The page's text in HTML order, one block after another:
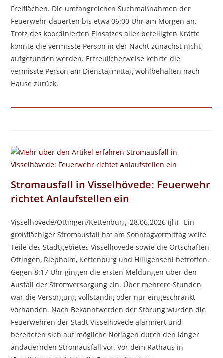
Freiflächen. Die umfangreichen Suchmaßnahmen der
Feuerwehr dauerten bis etwa 06:00 Uhr am Morgen an.
Trotz des koordinierten Einsatzes aller beteiligten Kräfte
konnte die vermisste Person in der Nacht zunächst nicht
aufgefunden werden. Erfreulicherweise kehrte die
vermisste Person am Dienstagmittag wohlbehalten nach
Hause zurück.
Stromausfall in Visselhövede: Feuerwehr
richtet Anlaufstellen ein
Visselhövede/Ottingen/Kettenburg, 28.06.2026 (jh)– Ein
großflächiger Stromausfall hat am Sonntagvormittag weite
Teile des Stadtgebietes Visselhövede sowie die Ortschaften
Ottingen, Riepholm, Kettenburg und Hilligensehl betroffen.
Gegen 8:17 Uhr gingen die ersten Meldungen über den
Ausfall der Stromversorgung ein. Über mehrere Stunden
war die Versorgung vollständig oder nur eingeschränkt
vorhanden. Nach Bekanntwerden der Störung wurden die
Feuerwehren der Stadt Visselhövede alarmiert und
bereiteten sich auf mögliche Notlagen durch den länger
andauernden Stromausfall vor. Vor dem Rathaus in